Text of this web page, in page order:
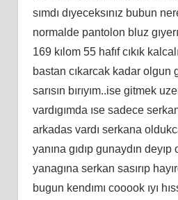
sımdı dıyeceksınız bubun
normalde pantolon bluz
169 kılom 55 hafıf cıkık
bastan cıkarcak kadar olgun
sarısın bırıyım..ise gitmek
vardıgımda ıse sadece
arkadas vardı serkana
yanına gıdıp gunaydın
yanagına serkan sasırıp
bugun kendımı cooook ıyı